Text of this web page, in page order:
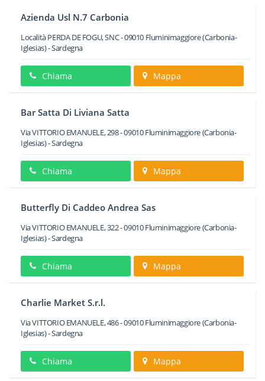
Azienda Usl N.7 Carbonia
Località PERDA DE FOGU, SNC-09010 Fluminimaggiore(Carbonia-
Iglesias) -Sardegna
Chiama Mappa
Bar Satta Di Liviana Satta
Via VITTORIO EMANUELE, 298-09010Fluminimaggiore(Carbonia-
Iglesias) -Sardegna
Chiama Mappa
Butterfly Di Caddeo Andrea Sas
Via VITTORIO EMANUELE, 322-09010Fluminimaggiore(Carbonia-
Iglesias) -Sardegna
Chiama Mappa
Charlie Market S.r.l.
Via VITTORIO EMANUELE, 486-09010Fluminimaggiore(Carbonia-
Iglesias) -Sardegna
Chiama Mappa